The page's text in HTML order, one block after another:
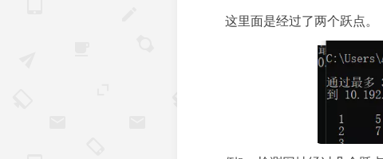
这里面是经过了两个跃点。